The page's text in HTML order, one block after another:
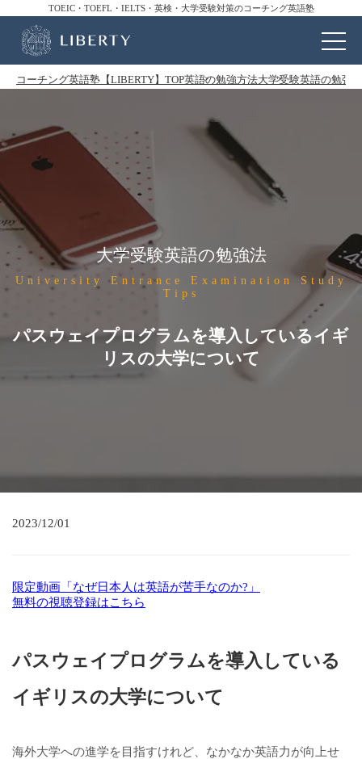
TOEIC・TOEFL・IELTS・英検・大学受験対策のコーチング英語塾
コーチング英語塾【LIBERTY】TOP英語の勉強方法大学受験英語の勉強法
大学受験英語の勉強法
University Entrance Examination Study
Tips
パスウェイプログラムを導入しているイギ
リスの大学について
2023/12/01
限定動画「なぜ日本人は英語が苦手なのか?」
無料の視聴登録はこちら
パスウェイプログラムを導入している
イギリスの大学について
海外大学への進学を目指すけれど、なかなか英語力が向上せ